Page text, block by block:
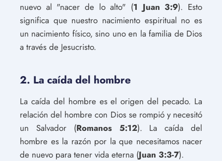
nuevo al "nacer de lo alto" (1 Juan 3:9). Esto
significa que nuestro nacimiento espiritual no es
un nacimiento físico, sino uno en la familia de Dios
a través de Jesucristo.
2. La caída del hombre
La caída del hombre es el origen del pecado. La
relación del hombre con Dios se rompió y necesitó
un Salvador (Romanos 5:12). La caída del
hombre es la razón por la que necesitamos nacer
de nuevo para tener vida eterna (Juan 3:3-7).